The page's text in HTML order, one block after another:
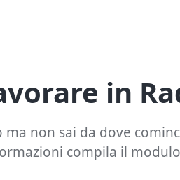
in
non sai da dove
compila il